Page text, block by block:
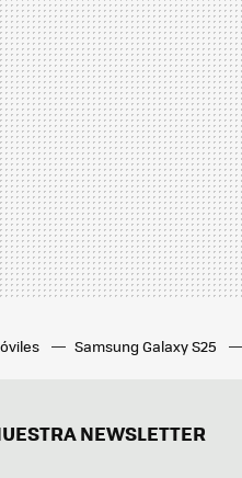
Samsung Galaxy S25
NEWSLETTER